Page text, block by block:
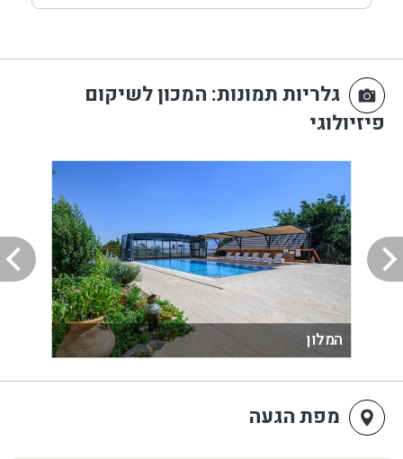
גלריות תמונות: המכון לשיקום
פיזיולוגי
המלון
מפת הגעה